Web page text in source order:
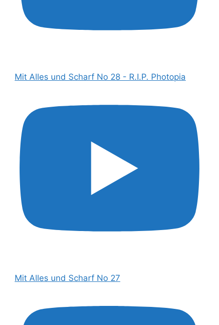
Mit Alles und Scharf No 28 - R.I.P. Photopia
Mit Alles und Scharf No 27